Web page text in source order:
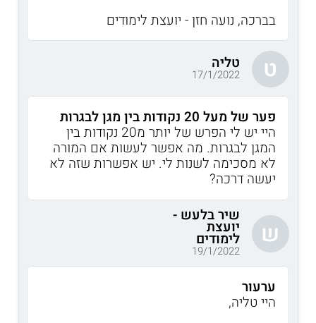
בברכה, נועה חזן - יועצת לימודים
ט טליה
17/1/2022
פער של מעל 20 נקודות בין מגן לבגרות
היי יש לי הפרש של יותר מ20 נקודות בין
המגן לבגרות. מה אפשר לעשות אם המורה
לא מסכימה לשנות לי. יש אפשרות שזה לא
יעשה דרכה?
ש
שיר בלעש -
יועצת
לימודים
19/1/2022
ערעור
היי טליה,